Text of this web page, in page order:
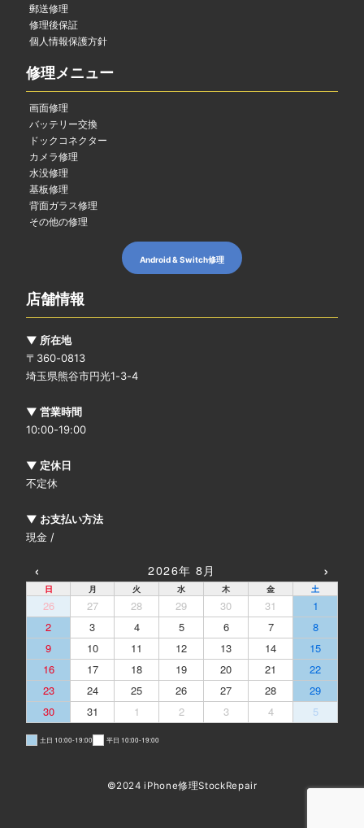
郵送修理
修理後保証
個人情報保護方針
修理メニュー
画面修理
バッテリー交換
ドックコネクター
カメラ修理
水没修理
基板修理
背面ガラス修理
その他の修理
Android & Switch修理
店舗情報
▼ 所在地
〒360-0813
埼玉県熊谷市円光1-3-4
▼ 営業時間
10:00-19:00
▼ 定休日
不定休
▼ お支払い方法
現金 /
‹ 2026年 8月 ›
日 月 火 水 木 金 土
26 27 28 29 30 31
1
2
3 4 5 6 7
8
9
10 11 12 13 14
15
16
17 18 19 20 21
22
23
24 25 26 27 28
29
30
31 1 2 3 4 5
土日 10:00-19:00 平日 10:00-19:00
©2024 iPhone修理StockRepair